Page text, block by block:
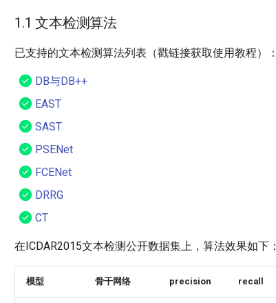
1.1 文本检测算法
已支持的文本检测算法列表（戳链接获取使用教程）：
DB与DB++
EAST
SAST
PSENet
FCENet
DRRG
CT
在ICDAR2015文本检测公开数据集上，算法效果如下：
模型 骨干网络 precision recall